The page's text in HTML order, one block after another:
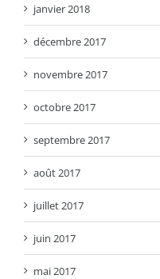
janvier 2018
décembre 2017
novembre 2017
octobre 2017
septembre 2017
août 2017
juillet 2017
juin 2017
mai 2017